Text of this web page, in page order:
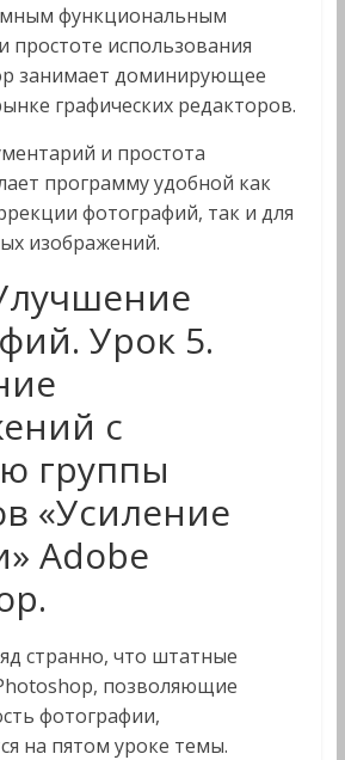
функциональным
простоте использования
занимает доминирующее
графических редакторов.
и простота
программу удобной как
фотографий, так и для
изображений.
Урок 5.
с
группы
«Усиление
Adobe
странно, что штатные
позволяющие
фотографии,
на пятом уроке темы.